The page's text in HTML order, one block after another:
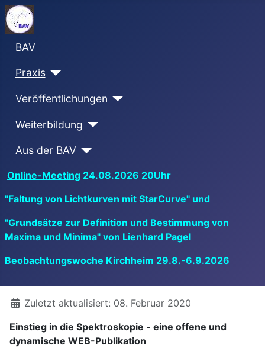
BAV
Praxis
Veröffentlichungen
Weiterbildung
Aus der BAV
Online-Meeting 24.08.2026 20Uhr
"Faltung von Lichtkurven mit StarCurve" und
"Grundsätze zur Definition und Bestimmung von
Maxima und Minima" von Lienhard Pagel
Beobachtungswoche Kirchheim 29.8.-6.9.2026
DetailsZuletzt aktualisiert: 08. Februar 2020
Einstieg in die Spektroskopie - eine offene und
dynamische WEB-Publikation